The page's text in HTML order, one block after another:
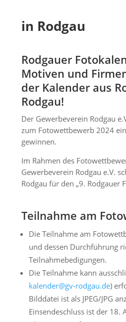
in Rodgau
Rodgauer
Motiven und
der Kalender aus
Rodgau!
Der Gewerbeverein Rodgau
zum Fotowettbewerb 2024
gewinnen.
Im Rahmen des
Gewerbeverein Rodgau e.V.
Rodgau für den „9. Rodgauer
Teilnahme am
Die Teilnahme am
und dessen Durchführung
Teilnahmebedigungen.
Die Teilnahme kann
kalender@gv-rodgau.de)
Bilddatei ist als JPEG/JPG
Einsendeschluss ist der 18.